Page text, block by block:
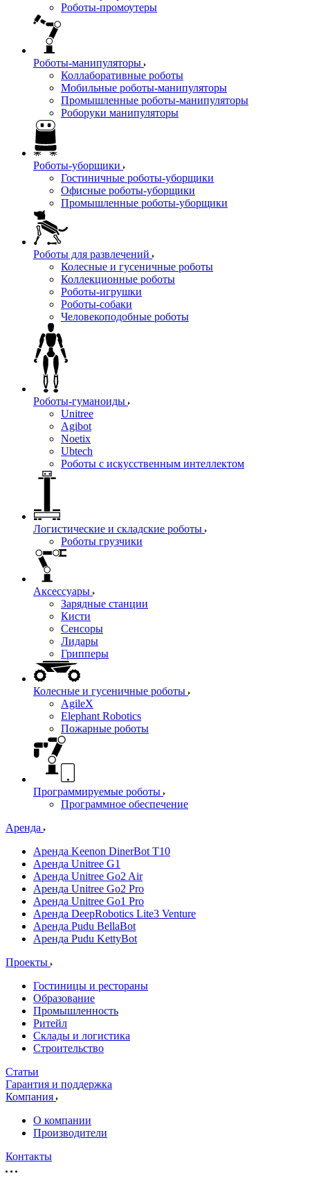
Роботы-промоутеры
Роботы-манипуляторы
Коллаборативные роботы
Мобильные роботы-манипуляторы
Промышленные роботы-манипуляторы
Роборуки манипуляторы
Роботы-уборщики
Гостиничные роботы-уборщики
Офисные роботы-уборщики
Промышленные роботы-уборщики
Роботы для развлечений
Колесные и гусеничные роботы
Коллекционные роботы
Роботы-игрушки
Роботы-собаки
Человекоподобные роботы
Роботы-гуманоиды
Unitree
Agibot
Noetix
Ubtech
Роботы с искусственным интеллектом
Логистические и складские роботы
Роботы грузчики
Аксессуары
Зарядные станции
Кисти
Сенсоры
Лидары
Грипперы
Колесные и гусеничные роботы
AgileX
Elephant Robotics
Пожарные роботы
Программируемые роботы
Программное обеспечение
Аренда
Аренда Keenon DinerBot T10
Аренда Unitree G1
Аренда Unitree Go2 Air
Аренда Unitree Go2 Pro
Аренда Unitree Go1 Pro
Аренда DeepRobotics Lite3 Venture
Аренда Pudu BellaBot
Аренда Pudu KettyBot
Проекты
Гостиницы и рестораны
Образование
Промышленность
Ритейл
Склады и логистика
Строительство
Статьи
Гарантия и поддержка
Компания
О компании
Производители
Контакты